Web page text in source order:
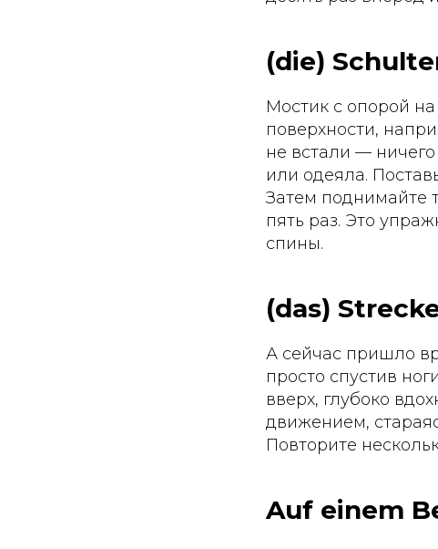
(die)
Мостик с опорой
поверхности,
не встали —
или одеяла.
Затем поднимайте
пять раз. Это
спины.
(das)
А сейчас пришло
просто спустив
вверх, глубоко
движением,
Повторите
Auf einem